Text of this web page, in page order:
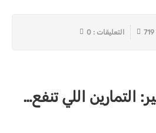
التعليقات : 0
التمارين اللي تنفع…